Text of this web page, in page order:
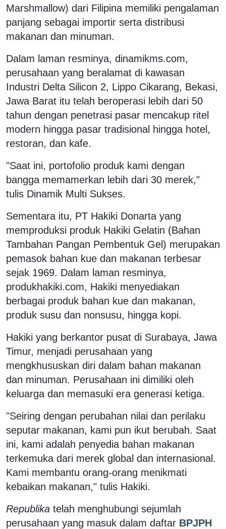
Marshmallow) dari Filipina memiliki pengalaman
panjang sebagai importir serta distribusi
makanan dan minuman.
Dalam laman resminya, dinamikms.com,
perusahaan yang beralamat di kawasan
Industri Delta Silicon 2, Lippo Cikarang, Bekasi,
Jawa Barat itu telah beroperasi lebih dari 50
tahun dengan penetrasi pasar mencakup ritel
modern hingga pasar tradisional hingga hotel,
restoran, dan kafe.
"Saat ini, portofolio produk kami dengan
bangga memamerkan lebih dari 30 merek,"
tulis Dinamik Multi Sukses.
Sementara itu, PT Hakiki Donarta yang
memproduksi produk Hakiki Gelatin (Bahan
Tambahan Pangan Pembentuk Gel) merupakan
pemasok bahan kue dan makanan terbesar
sejak 1969. Dalam laman resminya,
produkhakiki.com, Hakiki menyediakan
berbagai produk bahan kue dan makanan,
produk susu dan nonsusu, hingga kopi.
Hakiki yang berkantor pusat di Surabaya, Jawa
Timur, menjadi perusahaan yang
mengkhususkan diri dalam bahan makanan
dan minuman. Perusahaan ini dimiliki oleh
keluarga dan memasuki era generasi ketiga.
"Seiring dengan perubahan nilai dan perilaku
seputar makanan, kami pun ikut berubah. Saat
ini, kami adalah penyedia bahan makanan
terkemuka dari merek global dan internasional.
Kami membantu orang-orang menikmati
kebaikan makanan," tulis Hakiki.
Republika telah menghubungi sejumlah
perusahaan yang masuk dalam daftar BPJPH